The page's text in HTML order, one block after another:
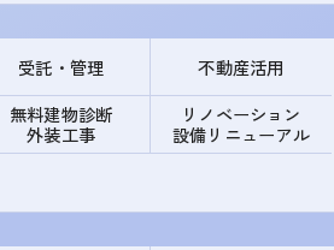
受託・管理 不動産活用
無料建物診断
外装工事
リノベーション
設備リニューアル